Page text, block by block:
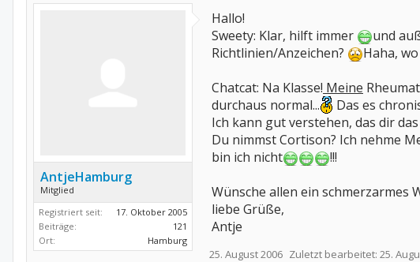
AntjeHamburg
Mitglied
Registriert seit:
17. Oktober 2005
Beiträge:
121
Ort:
Hamburg
Hallo!
Sweety: Klar, hilft immer
und
Richtlinien/Anzeichen?
Haha,
Chatcat: Na Klasse! Meine
durchaus normal...
Das es
Ich kann gut verstehen, das dir
Du nimmst Cortison? Ich nehme
bin ich nicht
!!!
Wünsche allen ein schmerzarmes
liebe Grüße,
Antje
25. August 2006 Zuletzt bearbeitet: 25.